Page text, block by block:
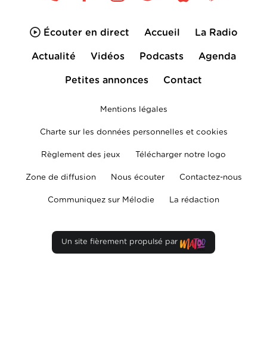
Écouter en direct Accueil La Radio
Actualité Vidéos Podcasts Agenda
Petites annonces Contact
Mentions légales
Charte sur les données personnelles et cookies
Règlement des jeux Télécharger notre logo
Zone de diffusion Nous écouter Contactez-nous
Communiquez sur Mélodie La rédaction
Un site fièrement propulsé par